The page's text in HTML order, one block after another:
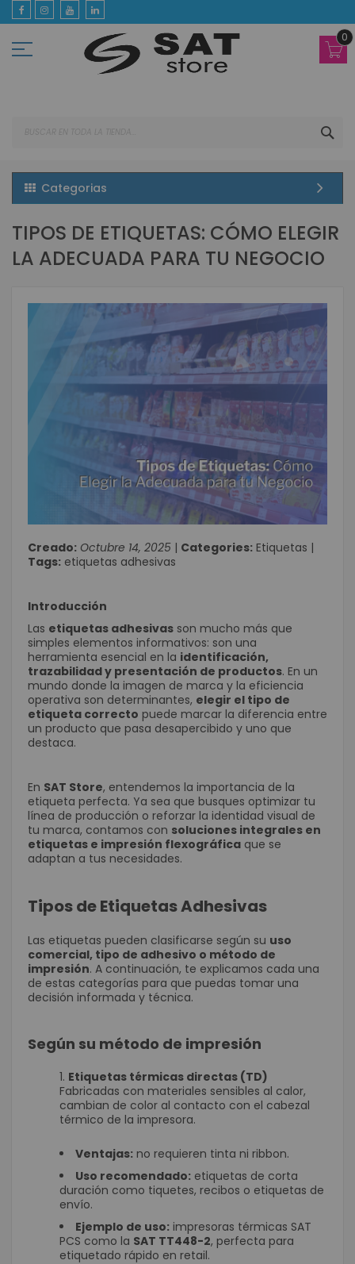
Ir
al
contenido
0
Categorias
TIPOS DE ETIQUETAS: CÓMO ELEGIR
LA ADECUADA PARA TU NEGOCIO
Creado: Octubre 14, 2025 | Categories: Etiquetas |
Tags: etiquetas adhesivas
Introducción
Las etiquetas adhesivas son mucho más que
simples elementos informativos: son una
herramienta esencial en la identificación,
trazabilidad y presentación de productos. En un
mundo donde la imagen de marca y la eficiencia
operativa son determinantes, elegir el tipo de
etiqueta correcto puede marcar la diferencia entre
un producto que pasa desapercibido y uno que
destaca.
En SAT Store, entendemos la importancia de la
etiqueta perfecta. Ya sea que busques optimizar tu
línea de producción o reforzar la identidad visual de
tu marca, contamos con soluciones integrales en
etiquetas e impresión flexográfica que se
adaptan a tus necesidades.
Tipos de Etiquetas Adhesivas
Las etiquetas pueden clasificarse según su uso
comercial, tipo de adhesivo o método de
impresión. A continuación, te explicamos cada una
de estas categorías para que puedas tomar una
decisión informada y técnica.
Según su método de impresión
Etiquetas térmicas directas (TD)
Fabricadas con materiales sensibles al calor,
cambian de color al contacto con el cabezal
térmico de la impresora.
Ventajas: no requieren tinta ni ribbon.
Uso recomendado: etiquetas de corta
duración como tiquetes, recibos o etiquetas de
envío.
Ejemplo de uso: impresoras térmicas SAT
PCS como la SAT TT448-2, perfecta para
etiquetado rápido en retail.